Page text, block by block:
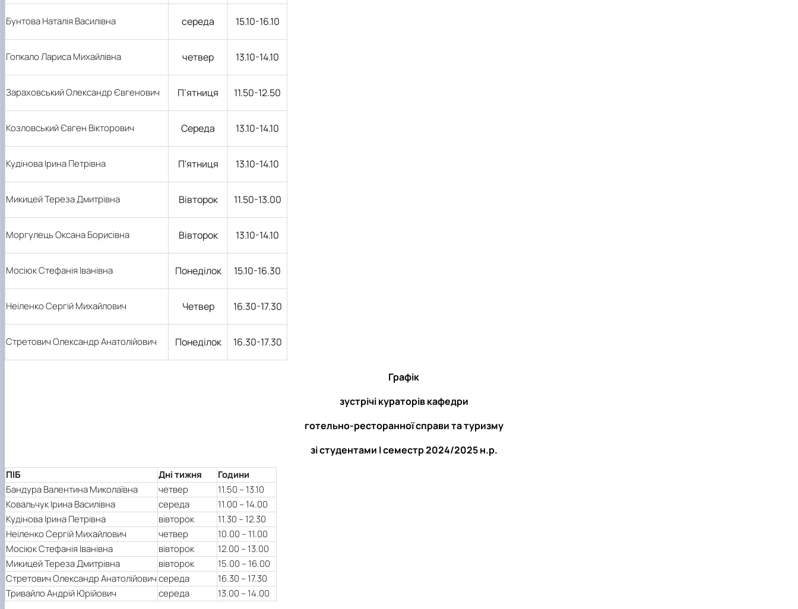
Бунтова Наталія Василівна середа 15.10-16.10
Гопкало Лариса Михайлівна четвер 13.10-14.10
Зараховський Олександр Євгенович П’ятниця 11.50-12.50
Козловський Євген Вікторович Середа 13.10-14.10
Кудінова Ірина Петрівна П'ятниця 13.10-14.10
Микицей Тереза Дмитрівна Вівторок 11.50-13.00
Моргулець Оксана Борисівна Вівторок 13.10-14.10
Мосіюк Стефанія Іванівна Понеділок 15.10-16.30
Неіленко Сергій Михайлович Четвер 16.30-17.30
Стретович Олександр Анатолійович Понеділок 16.30-17.30
Графік
зустрічі кураторів кафедри
готельно-ресторанної справи та туризму
зі студентами І семестр 2024/2025 н.р.
ПІБ Дні тижня
Години
Бандура Валентина Миколаївна
четвер
11.50 – 13.10
Ковальчук Ірина Василівна
середа
11.00 – 14.00
Кудінова Ірина Петрівна
вівторок
11.30 – 12.30
Неіленко Сергій Михайлович
четвер
10.00 – 11.00
Мосіюк Стефанія Іванівна
вівторок
12.00 – 13.00
Микицей Тереза Дмитрівна
вівторок
15.00 – 16.00
Стретович Олександр Анатолійовичсереда
16.30 – 17.30
Тривайло Андрій Юрійович
середа 13.00 – 14.00